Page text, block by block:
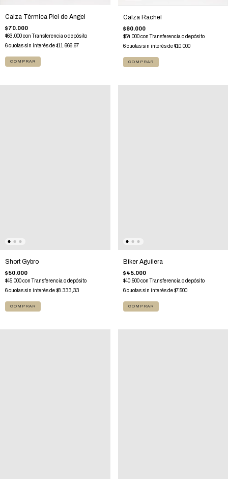
Calza Térmica Piel de Angel
$70.000
$63.000con
Transferencia o depósito
6cuotas sin interés de$11.666,67
COMPRAR
Calza Rachel
$60.000
$54.000con Transferencia o depósito
6 cuotas sin interés de$10.000
COMPRAR
Short Gybro
$50.000
$45.000con Transferencia o depósito
6cuotas sin interés de$8.333,33
COMPRAR
Biker Aguilera
$45.000
$40.500con Transferencia o depósito
6 cuotas sin interés de$7.500
COMPRAR